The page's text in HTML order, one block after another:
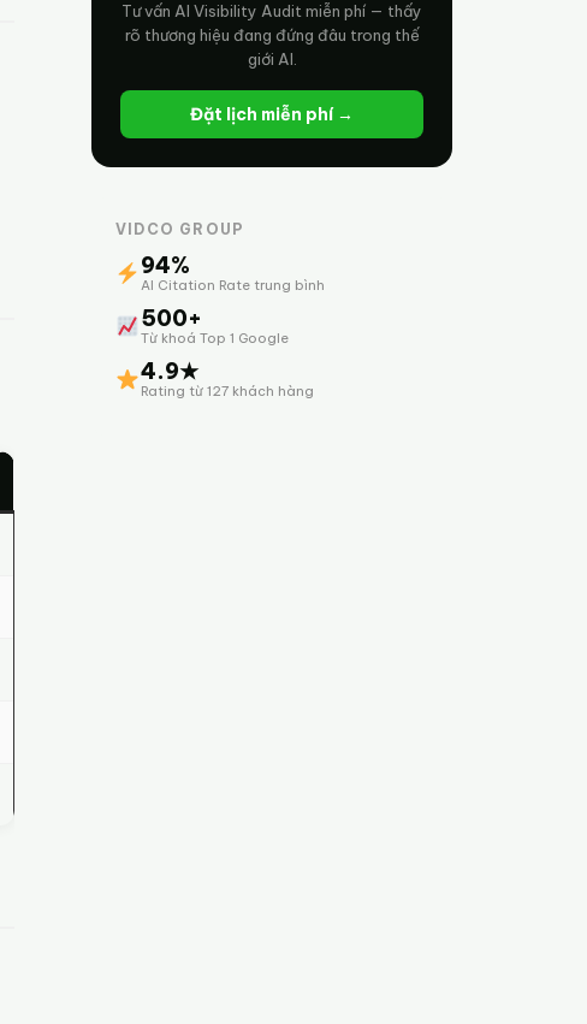
Tư vấn AI Visibility Audit miễn phí — thấy
rõ thương hiệu đang đứng đâu trong thế
giới AI.
Đặt lịch miễn phí →
VIDCO GROUP
94%
AI Citation Rate trung bình
500+
Từ khoá Top 1 Google
4.9★
Rating từ 127 khách hàng